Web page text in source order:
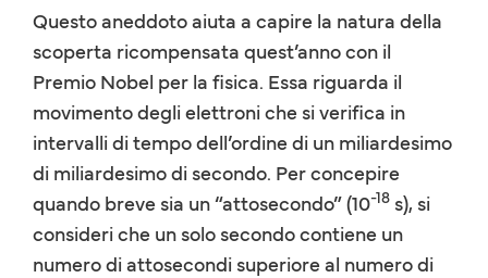
Questo aneddoto aiuta a capire la natura della
scoperta ricompensata quest’anno con il
Premio Nobel per la fisica. Essa riguarda il
movimento degli elettroni che si verifica in
intervalli di tempo dell’ordine di un miliardesimo
di miliardesimo di secondo. Per concepire
quando breve sia un “attosecondo” (10-18 s), si
consideri che un solo secondo contiene un
numero di attosecondi superiore al numero di